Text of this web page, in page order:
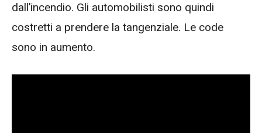
dall’incendio. Gli automobilisti sono quindi
costretti a prendere la tangenziale. Le code
sono in aumento.